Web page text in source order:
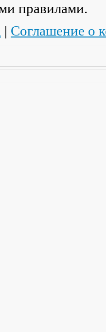
правилами.
| Соглашение о